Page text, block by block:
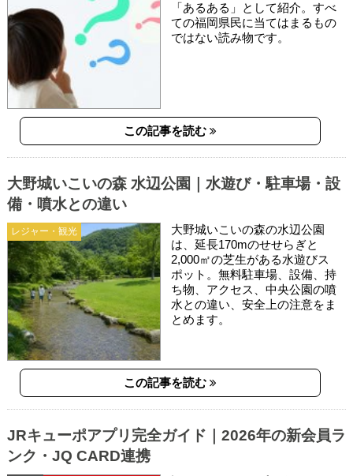
「あるある」として紹介。すべ
ての福岡県民に当てはまるもの
ではない読み物です。
この記事を読む
レジャー・観光
大野城いこいの森 水辺公園｜水遊び・駐車場・設
備・噴水との違い
大野城いこいの森の水辺公園
は、延長170mのせせらぎと
2,000㎡の芝生がある水遊びス
ポット。無料駐車場、設備、持
ち物、アクセス、中央公園の噴
水との違い、安全上の注意をま
とめます。
この記事を読む
JRキューポアプリ完全ガイド｜2026年の新会員ラ
ンク・JQ CARD連携